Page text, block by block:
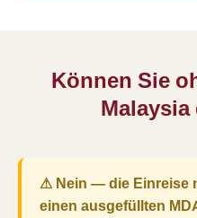
Können Sie
⚠ Nein — die Einreise
einen ausgefüllten